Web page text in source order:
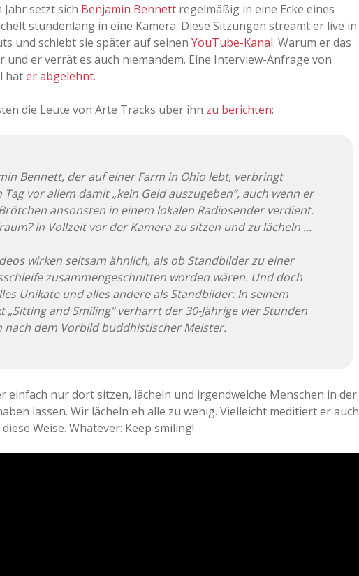
setzt sich Benjamin Bennett regelmäßig in eine Ecke eines
stundenlang in eine Kamera. Diese Sitzungen streamt er live in
und schiebt sie später auf seinen YouTube-Kanal. Warum er das
und er verrät es auch niemandem. Eine Interview-Anfrage von
hater abgelehnt.
die Leute von Arte Tracks über ihn zu berichten:
Bennett, der auf einer Farm in Ohio lebt, verbringt
Tag vor allem damit „kein Geld auszugeben“, auch wenn er
ansonsten in einem lokalen Radiosender verdient.
In Vollzeit vor der Kamera zu sitzen und zu lächeln …
wirken seltsam ähnlich, als ob Standbilder zu einer
zusammengeschnitten worden wären. Und doch
Unikate und alles andere als Standbilder: In seinem
„Sitting and Smiling“ verharrt der 30-Jährige vier Stunden
nach dem Vorbild buddhistischer Meister.
einfach nur dort sitzen, lächeln und irgendwelche Menschen in der
lassen. Wir lächeln eh alle zu wenig. Vielleicht meditiert er auch
Weise. Whatever: Keep smiling!